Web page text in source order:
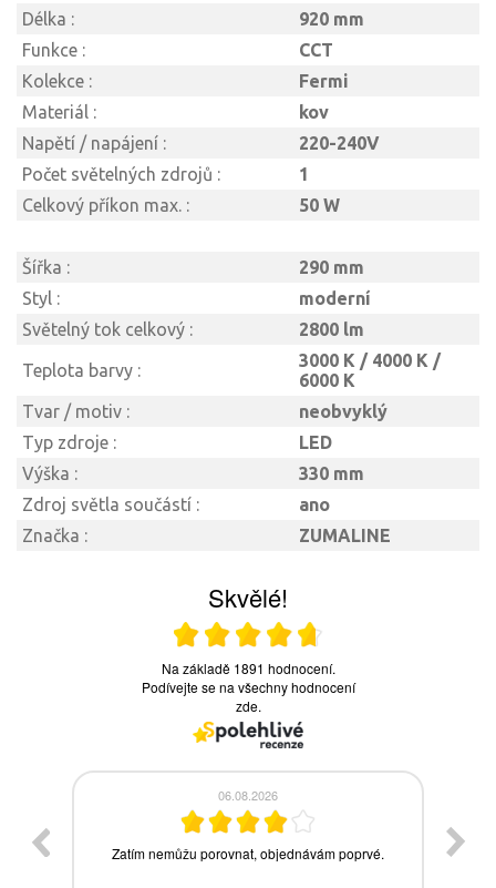
Délka :
920 mm
Funkce :
CCT
Kolekce :
Fermi
Materiál :
kov
Napětí / napájení :
220-240V
Počet světelných zdrojů :
1
Celkový příkon max. :
50 W
Šířka :
290 mm
Styl :
moderní
Světelný tok celkový :
2800 lm
Teplota barvy :
3000 K / 4000 K /
6000 K
Tvar / motiv :
neobvyklý
Typ zdroje :
LED
Výška :
330 mm
Zdroj světla součástí :
ano
Značka :
ZUMALINE